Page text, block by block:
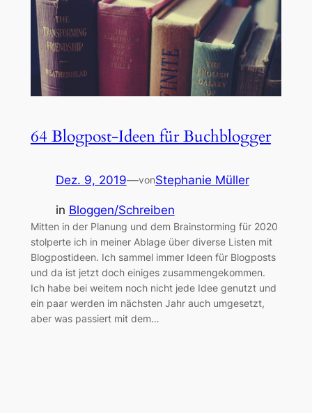
64 Blogpost-Ideen für Buchblogger
Dez. 9, 2019—vonStephanie Müller
in Bloggen/Schreiben
Mitten in der Planung und dem Brainstorming für 2020
stolperte ich in meiner Ablage über diverse Listen mit
Blogpostideen. Ich sammel immer Ideen für Blogposts
und da ist jetzt doch einiges zusammengekommen.
Ich habe bei weitem noch nicht jede Idee genutzt und
ein paar werden im nächsten Jahr auch umgesetzt,
aber was passiert mit dem…